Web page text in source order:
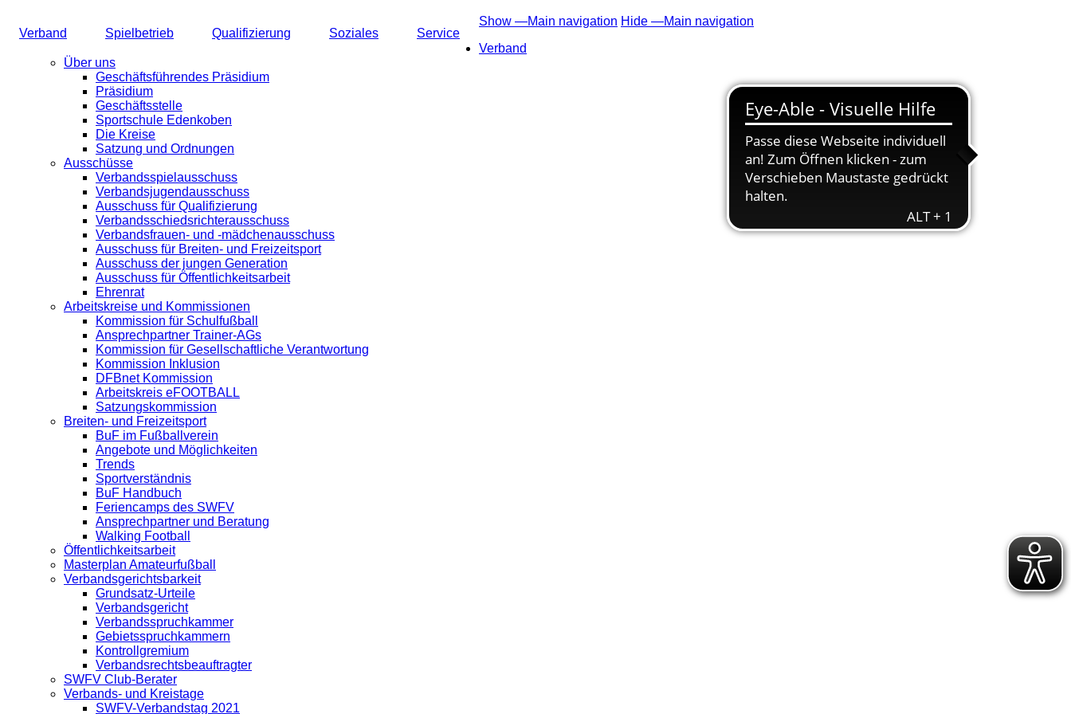
InhaltVerband Spielbetrieb Qualifizierung Soziales Service
Main
navigation
Show —Main navigation Hide —Main navigation
Verband
Über uns
Geschäftsführendes Präsidium
Präsidium
Geschäftsstelle
Sportschule Edenkoben
Die Kreise
Satzung und Ordnungen
Ausschüsse
Verbandsspiel­ausschuss
Verbandsjugend­ausschuss
Ausschuss für Qualifizierung
Verbandsschieds­richterausschuss
Verbandsfrauen- und -mädchenausschuss
Ausschuss für Breiten- und Freizeitsport
Ausschuss der jungen Generation
Ausschuss für Öffentlichkeitsarbeit
Ehrenrat
Arbeitskreise und Kommissionen
Kommission für Schulfußball
Ansprechpartner Trainer-AGs
Kommission für Gesellschaftliche Verantwortung
Kommission Inklusion
DFBnet Kommission
Arbeitskreis eFOOTBALL
Satzungskommission
Breiten- und Freizeitsport
BuF im Fußballverein
Angebote und Möglichkeiten
Trends
Sportverständnis
BuF Handbuch
Feriencamps des SWFV
Ansprechpartner und Beratung
Walking Football
Öffentlichkeitsarbeit
Masterplan Amateurfußball
Verbandsgerichtsbarkeit
Grundsatz-Urteile
Verbandsgericht
Verbandsspruchkammer
Gebietsspruchkammern
Kontrollgremium
Verbandsrechtsbeauftragter
SWFV Club-Berater
Verbands- und Kreistage
SWFV-Verbandstag 2021